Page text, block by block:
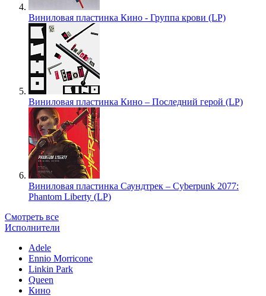
Виниловая пластинка Кино - Группа крови (LP)
Виниловая пластинка Кино – Последний герой (LP)
Виниловая пластинка Саундтрек – Cyberpunk 2077:
Phantom Liberty (LP)
Смотреть все
Исполнители
Adele
Ennio Morricone
Linkin Park
Queen
Кино